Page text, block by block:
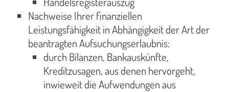
Nachweise Ihrer finanziellen
Leistungsfähigkeit in Abhängigkeit der Art der
beantragten Aufsuchungserlaubnis:
durch Bilanzen, Bankauskünfte,
Kreditzusagen, aus denen hervorgeht,
inwieweit die Aufwendungen aus